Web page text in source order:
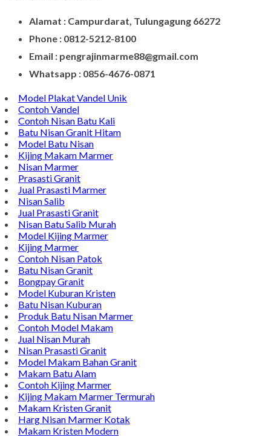
Alamat : Campurdarat, Tulungagung 66272
Phone : 0812-5212-8100
Email : pengrajinmarme88@gmail.com
Whatsapp : 0856-4676-0871
Model Plakat Vandel Unik
Contoh Vandel
Contoh Nisan Batu Kali
Batu Nisan Granit Hitam
Model Batu Nisan
Kijing Makam Marmer
Nisan Marmer
Prasasti Granit
Jual Prasasti Marmer
Nisan Salib
Jual Prasasti Granit
Nisan Batu Salib Murah
Model Kijing Marmer
Kijing Marmer
Contoh Nisan Patok
Batu Nisan Granit
Bongpay Granit
Model Kuburan Kristen
Batu Nisan Kuburan
Produk Batu Nisan Marmer
Contoh Model Makam
Jual Nisan Murah
Nisan Prasasti Granit
Model Makam Bahan Granit
Makam Batu Alam
Contoh Kijing Marmer
Kijing Makam Marmer Termurah
Makam Kristen Granit
Harg Nisan Marmer Kotak
Makam Kristen Modern